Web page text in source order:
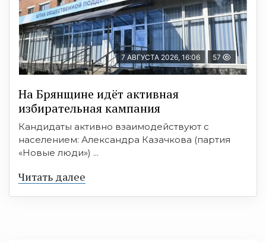
7 АВГУСТА 2026, 16:06 57
На Брянщине идёт активная
избирательная кампания
Кандидаты активно взаимодействуют с
населением: Александра Казачкова (партия
«Новые люди») ...
Читать далее